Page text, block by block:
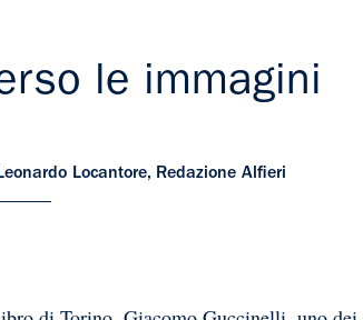
le immagini
Locantore, Redazione Alfieri